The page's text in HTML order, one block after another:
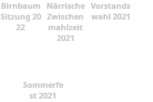
Birnbaum
Sitzung 20
22
Närrische
Zwischen
mahlzeit
2021
Vorstands
wahl 2021
Sommerfe
st 2021